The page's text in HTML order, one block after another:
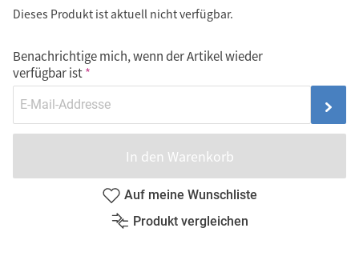
Dieses Produkt ist aktuell nicht verfügbar.
Benachrichtige mich, wenn der Artikel wieder
verfügbar ist
In den Warenkorb
Auf meine Wunschliste
Produkt vergleichen